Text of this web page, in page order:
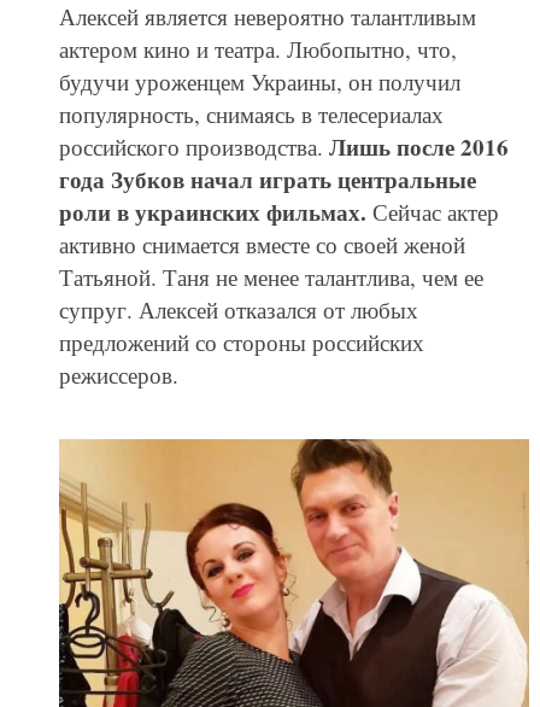
Алексей является невероятно талантливым
актером кино и театра. Любопытно, что,
будучи уроженцем Украины, он получил
популярность, снимаясь в телесериалах
российского производства. Лишь после 2016
года Зубков начал играть центральные
роли в украинских фильмах. Сейчас актер
активно снимается вместе со своей женой
Татьяной. Таня не менее талантлива, чем ее
супруг. Алексей отказался от любых
предложений со стороны российских
режиссеров.